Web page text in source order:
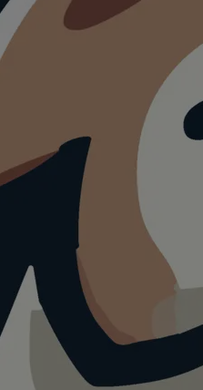
Visualisierung · KI